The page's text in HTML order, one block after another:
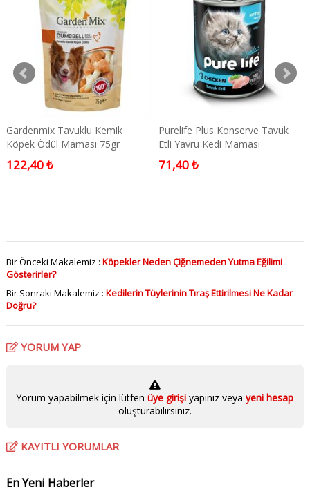
Gardenmix Tavuklu Kemik
Köpek Ödül Maması 75gr
122,40 ₺
Purelife Plus Konserve Tavuk
Etli Yavru Kedi Maması
71,40 ₺
Bir Önceki Makalemiz : Köpekler Neden Çiğnemeden Yutma Eğilimi
Gösterirler?
Bir Sonraki Makalemiz : Kedilerin Tüylerinin Tıraş Ettirilmesi Ne Kadar
Doğru?
YORUM YAP
Yorum yapabilmek için lütfenüye girişiyapınız veya yeni hesap
oluşturabilirsiniz.
KAYITLI YORUMLAR
En Yeni Haberler